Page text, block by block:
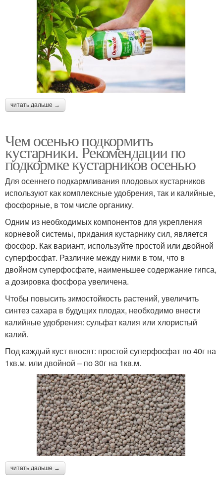
читать дальше →
Чем осенью подкормить
кустарники. Рекомендации по
подкормке кустарников осенью
Для осеннего подкармливания плодовых кустарников
используют как комплексные удобрения, так и калийные,
фосфорные, в том числе органику.
Одним из необходимых компонентов для укрепления
корневой системы, придания кустарнику сил, является
фосфор. Как вариант, используйте простой или двойной
суперфосфат. Различие между ними в том, что в
двойном суперфосфате, наименьшее содержание гипса,
а дозировка фосфора увеличена.
Чтобы повысить зимостойкость растений, увеличить
синтез сахара в будущих плодах, необходимо внести
калийные удобрения: сульфат калия или хлористый
калий.
Под каждый куст вносят: простой суперфосфат по 40г на
1кв.м. или двойной – по 30г на 1кв.м.
читать дальше →